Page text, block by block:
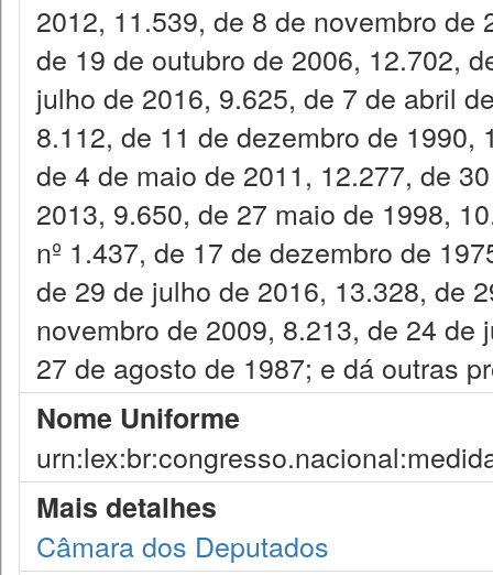
2012, 11.539, de 8 de novembro
de 19 de outubro de 2006, 12.702,
julho de 2016, 9.625, de 7 de abril
8.112, de 11 de dezembro de
de 4 de maio de 2011, 12.277, de
2013, 9.650, de 27 maio de 1998,
nº 1.437, de 17 de dezembro de
de 29 de julho de 2016, 13.328, de
novembro de 2009, 8.213, de 24 de
27 de agosto de 1987; e dá outras
Nome Uniforme
Mais detalhes
Câmara dos Deputados